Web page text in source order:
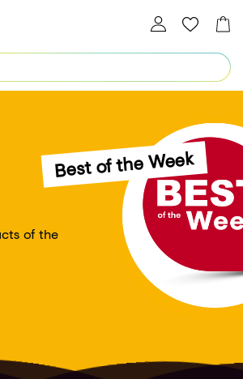
wurde erfolgreich geändert.
of the
Best of the Week